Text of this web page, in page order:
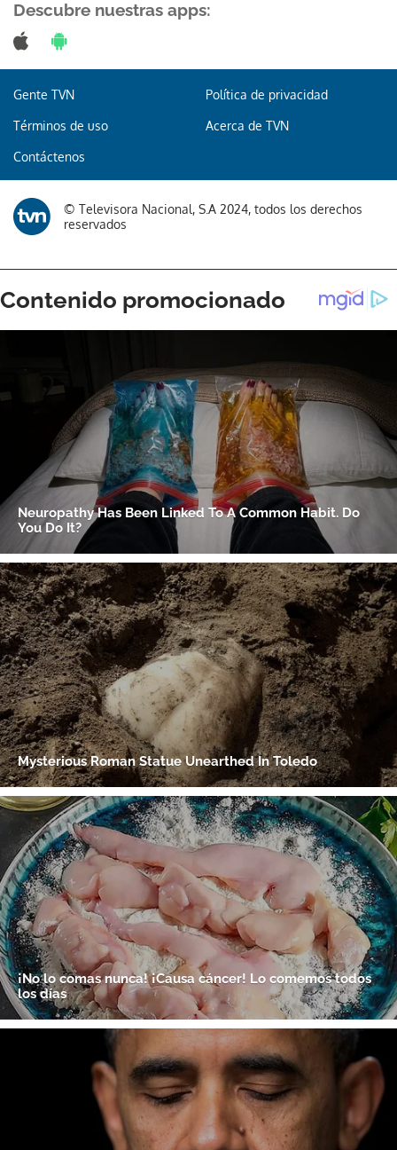
ACEPTAR
Descubre nuestras apps:
Gente TVN Política de privacidad
Términos de uso Acerca de TVN
Contáctenos
© Televisora Nacional, S.A 2024, todos los derechos
reservados